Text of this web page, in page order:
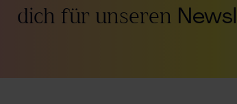
dich für unseren